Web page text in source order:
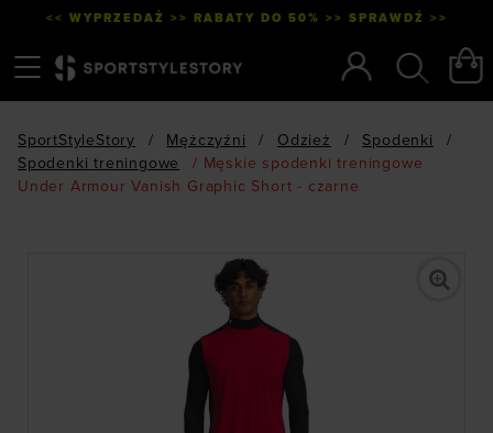
<< WYPRZEDAŻ >> RABATY DO 50% >> SPRAWDŹ >>
SportStyleStory / Mężczyźni / Odzież / Spodenki
/
Spodenki treningowe
/ Męskie spodenki treningowe
Under Armour Vanish Graphic Short - czarne